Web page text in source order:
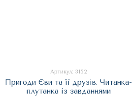
Артикул: 3152
Пригоди Єви та її друзів. Читанка-
плутанка із завданнями